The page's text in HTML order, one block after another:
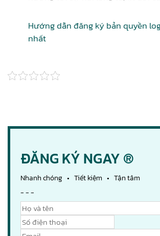
Hướng dẫn đăng ký bản quyền
nhất
ĐĂNG KÝ NGAY ®
Nhanh chóng • Tiết kiệm • Tận tâm
- - -